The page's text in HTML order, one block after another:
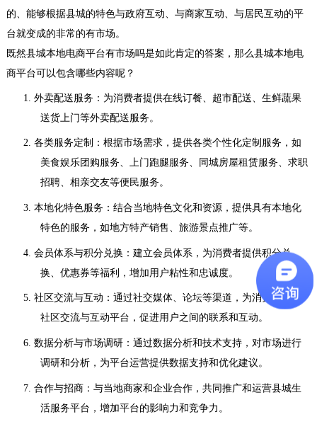
的、能够根据县城的特色与政府互动、与商家互动、与居民互动的平
台就变成的非常的有市场。
既然县城本地电商平台有市场吗是如此肯定的答案， 那么县城本地电
商平台可以包含哪些内容呢？
1.
外卖配送服务：为消费者提供在线订餐、超市配送、生鲜蔬果
送货上门等外卖配送服务。
2. 各类服务定制：根据市场需求，提供各类个性化定制服务，如
美食娱乐团购服务、上门跑腿服务、同城房屋租赁服务、求职
招聘、相亲交友等便民服务。
3. 本地化特色服务：结合当地特色文化和资源，提供具有本地化
特色的服务，如地方特产销售、旅游景点推广等。
4. 会员体系与积分兑换：建立会员体系，为消费者提供积分兑
换、优惠券等福利，增加用户粘性和忠诚度。
5. 社区交流与互动：通过社交媒体、论坛等渠道，为消费者提供
社区交流与互动平台，促进用户之间的联系和互动。
6. 数据分析与市场调研：通过数据分析和技术支持，对市场进行
调研和分析，为平台运营提供数据支持和优化建议。
7. 合作与招商：与当地商家和企业合作，共同推广和运营县城生
活服务平台，增加平台的影响力和竞争力。